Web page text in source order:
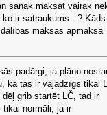
sanāk maksāt vairāk
ir satraukums...?
maksas apmaksā
padārgi, ja plāno
ka tas ir vajadzīgs tikai
grib startēt LČ, tad ir
tikai normāli, ja ir